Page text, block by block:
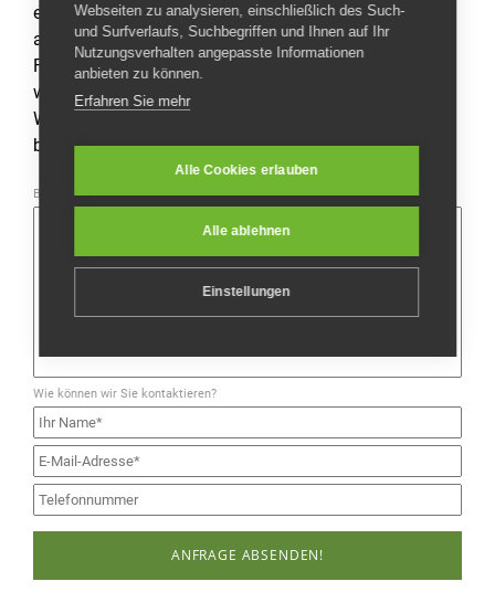
ein optimal abgestimmtes Sortiment und faire Preisen
anbieten zu können. Aber manchmal bleiben auch
Fragen offen, welche wir natürlich gerne beantworten
wollen. Dazu haben Sie nachstehend die Gelegenheit.
Wenn Sie
bitte.
Bitte teilen Sie uns hier mit, wie wir Ihnen behilflich sein können:
Wie können wir Sie kontaktieren?
ANFRAGE ABSENDEN!
Webseiten zu analysieren, einschließlich des Such-
und Surfverlaufs, Suchbegriffen und Ihnen auf Ihr
Nutzungsverhalten angepasste Informationen
anbieten zu können.
Erfahren Sie mehr
Alle Cookies erlauben
Alle ablehnen
Einstellungen